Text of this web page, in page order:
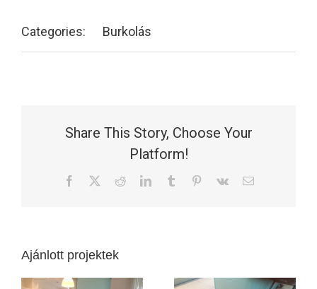
Categories: Burkolás
Share This Story, Choose Your
Platform!
Facebook RedditLinkedInTumblr Pinterest
Vk Email:
Ajánlott projektek